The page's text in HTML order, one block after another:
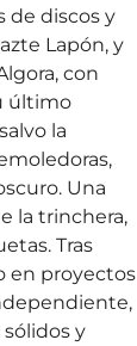
de discos y
Lapón, y
con
último
la
Una
la trinchera,
Tras
en proyectos
y